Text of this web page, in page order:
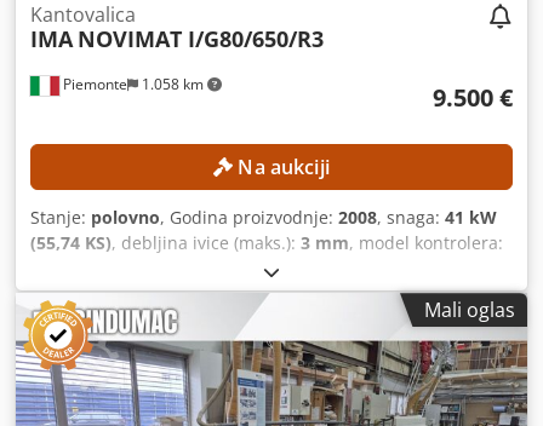
Piemonte 1.058 km
Kantovalica
IMA NOVIMAT I/G80/650/R3
9.500 €
Na aukciji
Stanje: polovno, Godina proizvodnje: 2008, snaga: 41 kW
(55,74 KS), debljina ivice (maks.): 3 mm, model kontrolera:
, Mašina ima sledeću konfiguraciju: Prednji
glodački agregat Model proizvođača: R3 L20 Kontrola
zahvata: Automatska, vremenski kontrolisana Snaga
motora: 4 kW Broj obrtaja: 9.000 o/min Obrada ivica Broj
agregata za obradu ivica: 10 Agregat za kružnu pilu Model
proizvođača: 8,42/39/B Broj motora: 2 Snaga motora: 0,6
kW Broj obrtaja: 12.000 o/min Agregat za ravnanje i
Mali oglas